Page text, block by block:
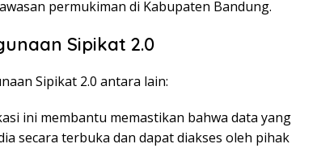
permukiman di Kabupaten Bandung.
Sipikat 2.0
Sipikat 2.0 antara lain:
ini membantu memastikan bahwa data yang
secara terbuka dan dapat diakses oleh pihak